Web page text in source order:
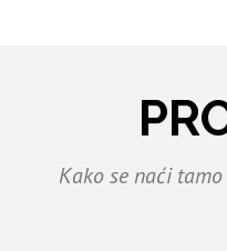
Kako se naći